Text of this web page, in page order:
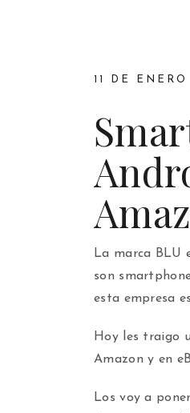
11 DE
La marca BLU
son
esta empresa
Hoy les traigo
Amazon y en
Los voy a